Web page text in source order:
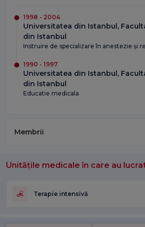
1998 - 2004
Universitatea din Istanbul,
din Istanbul
Instruire de specializare în anestezie și
1990 - 1997
Universitatea din Istanbul,
din Istanbul
Educatie medicala
Membrii
Unitățile medicale în care au
Terapie intensivă